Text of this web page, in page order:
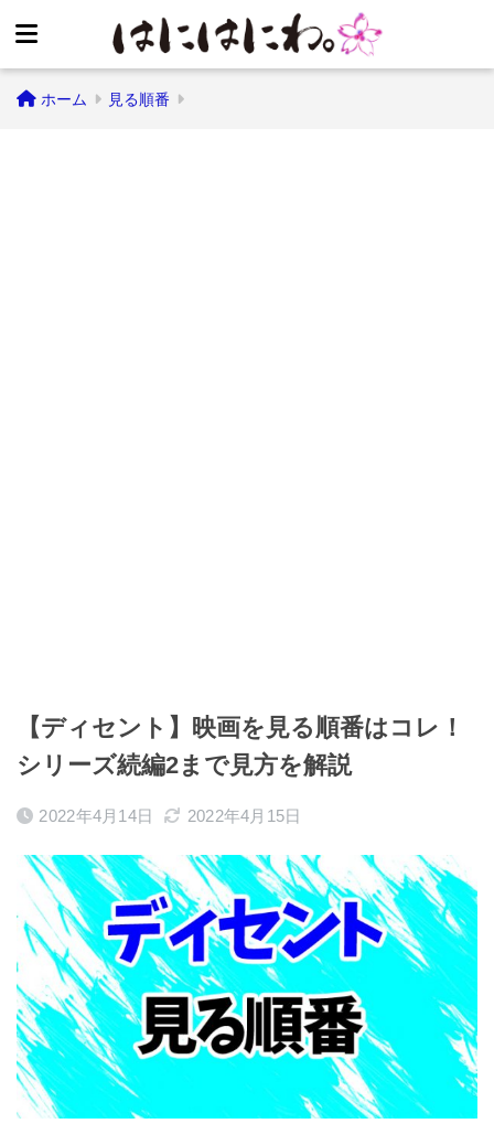
ホーム 見る順番
【ディセント】映画を見る順番はコレ！
シリーズ続編2まで見方を解説
2022年4月14日 2022年4月15日